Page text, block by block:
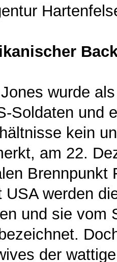
wurde
Soldaten und
kein
am 22.
Brennpunkt
USA werden
und sie vom
der